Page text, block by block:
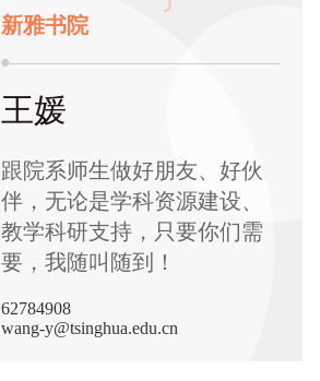
新雅书院
王媛
跟院系师生做好朋友、好伙
伴，无论是学科资源建设、
教学科研支持，只要你们需
要，我随叫随到！
62784908
wang-y@tsinghua.edu.cn